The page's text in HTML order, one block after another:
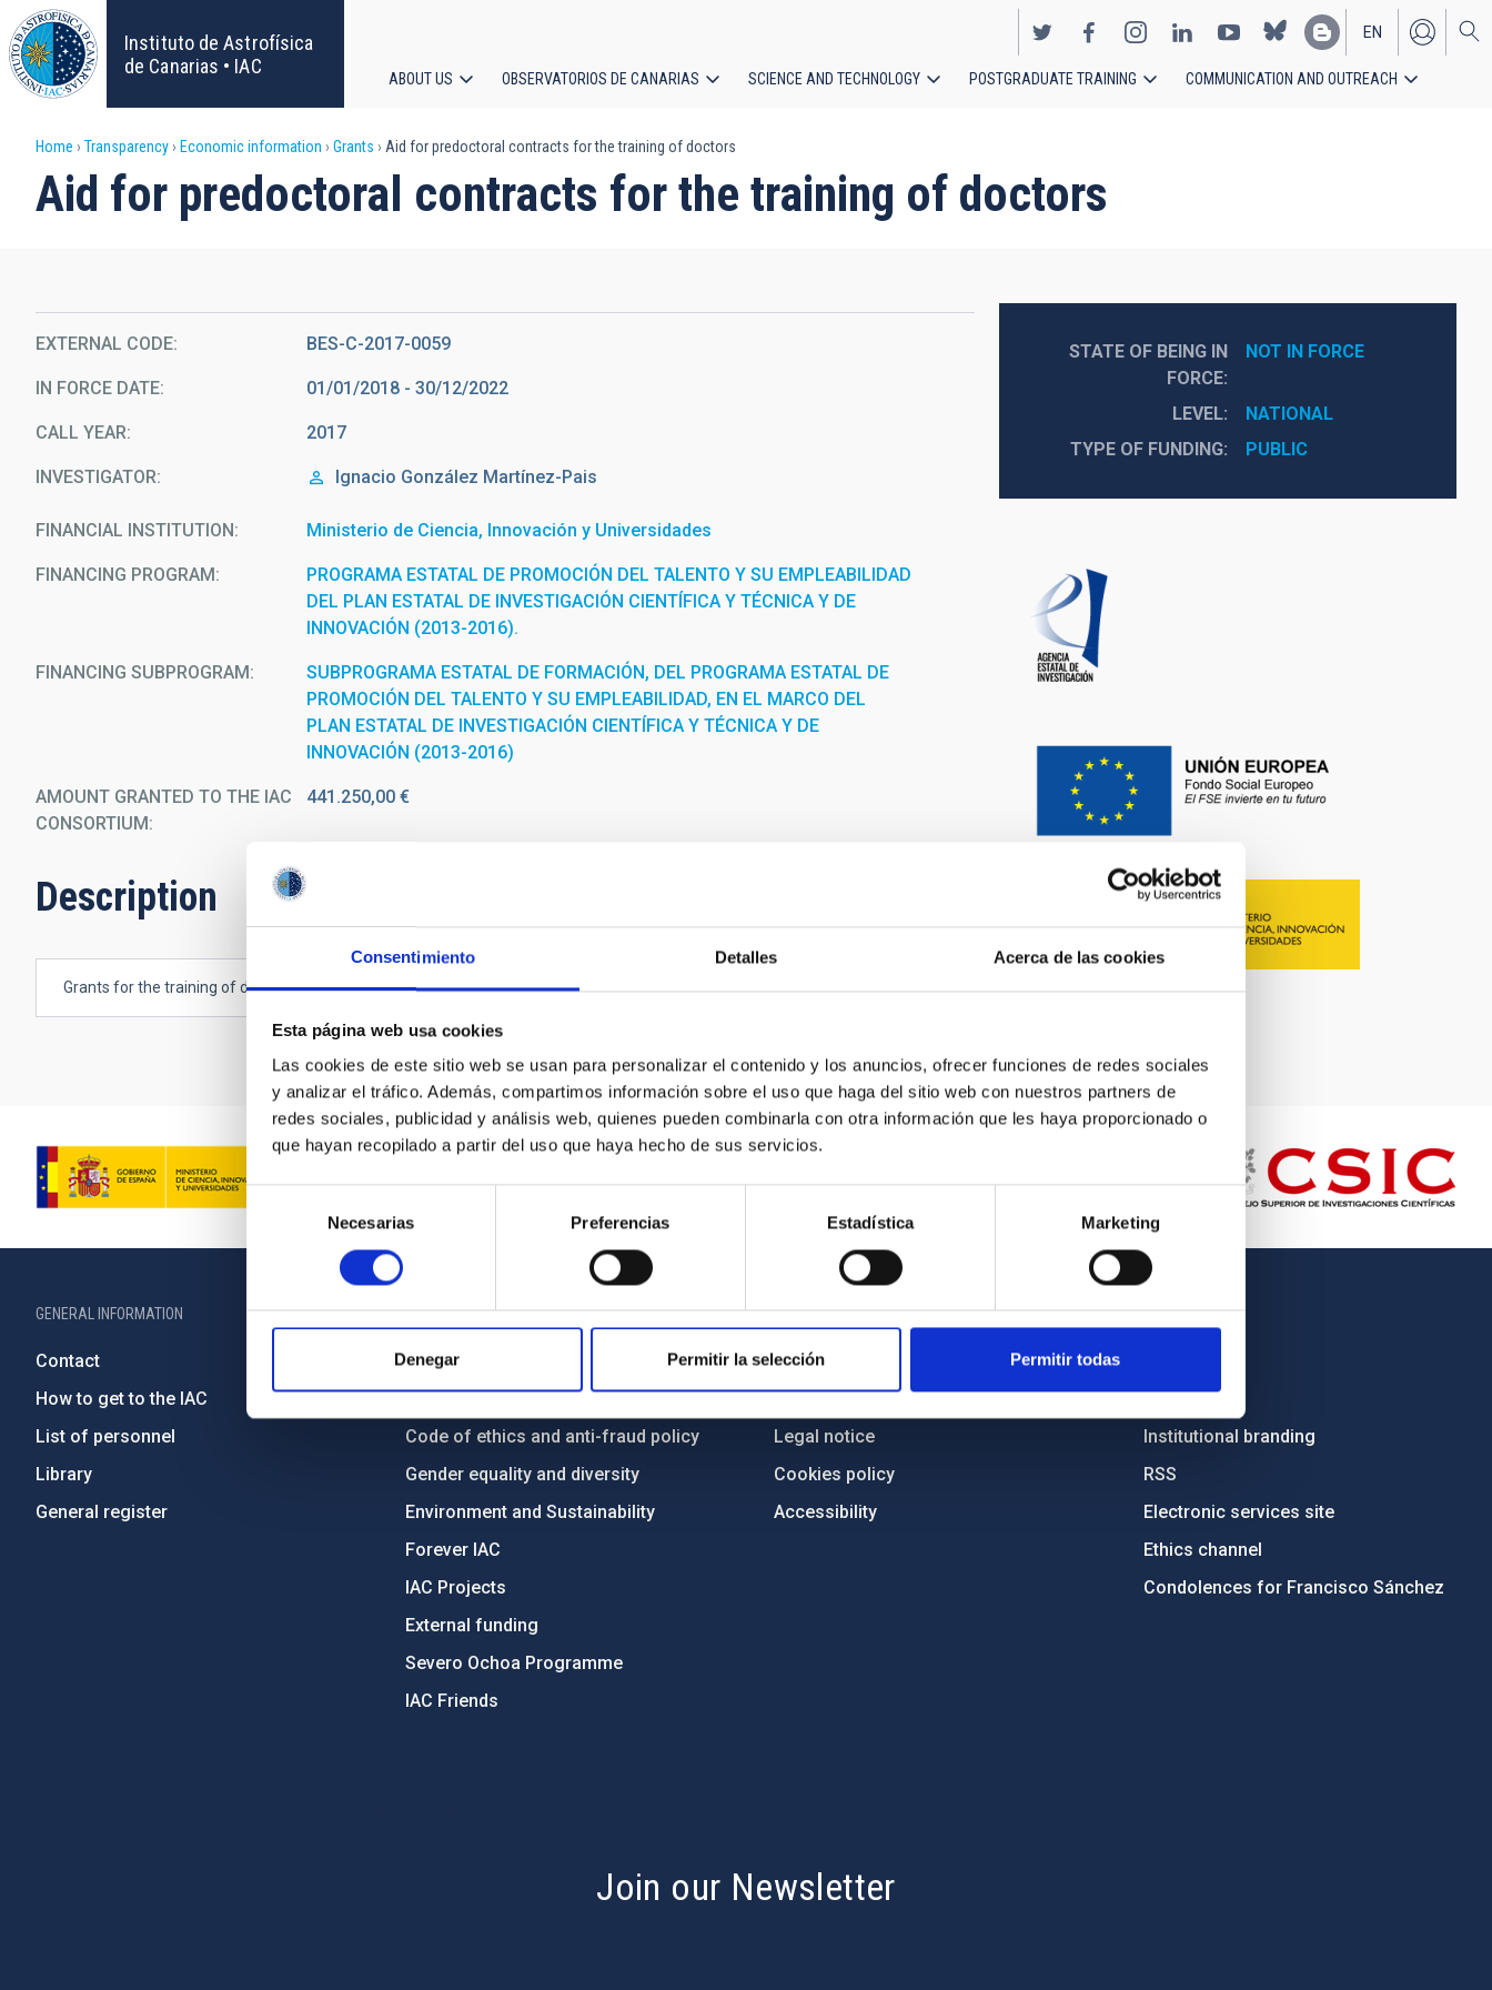
Consentimiento Detalles Acerca de las cookies
Esta página web usa cookies
Las cookies de este sitio web se usan para personalizar el contenido y los anuncios, ofrecer funciones de redes sociales
y analizar el tráfico. Además, compartimos información sobre el uso que haga del sitio web con nuestros partners de
redes sociales, publicidad y análisis web, quienes pueden combinarla con otra información que les haya proporcionado o
que hayan recopilado a partir del uso que haya hecho de sus servicios.
consentimiento
Necesarias Preferencias Estadística Marketing
Denegar Permitir la selección Permitir todas
Skip
to
main
content
Instituto de Astrofísica
de Canarias • IAC
EN
ES
navigation
ABOUT US OBSERVATORIOS DE CANARIAS SCIENCE AND TECHNOLOGY POSTGRADUATE TRAINING COMMUNICATION AND OUTREACH
Breadcrumb
Home Transparency Economic information Grants Aid for predoctoral contracts for the training of doctors
Aid for predoctoral contracts for the training of doctors
EXTERNAL CODE BES-C-2017-0059
IN FORCE DATE 01/01/2018 - 30/12/2022
CALL YEAR 2017
INVESTIGATOR Ignacio González Martínez-Pais
FINANCIAL INSTITUTION Ministerio de Ciencia, Innovación y Universidades
FINANCING PROGRAM
PROGRAMA ESTATAL DE PROMOCIÓN DEL TALENTO Y SU EMPLEABILIDAD
DEL PLAN ESTATAL DE INVESTIGACIÓN CIENTÍFICA Y TÉCNICA Y DE
INNOVACIÓN (2013-2016).
FINANCING SUBPROGRAM
SUBPROGRAMA ESTATAL DE FORMACIÓN, DEL PROGRAMA ESTATAL DE
PROMOCIÓN DEL TALENTO Y SU EMPLEABILIDAD, EN EL MARCO DEL
PLAN ESTATAL DE INVESTIGACIÓN CIENTÍFICA Y TÉCNICA Y DE
INNOVACIÓN (2013-2016)
AMOUNT GRANTED TO THE IAC
CONSORTIUM
441.250,00 €
Description
Grants for the training of doctors in Severo Ochoa Research Centers and Centers of Excellence
STATE OF BEING IN
FORCE
NOT IN FORCE
LEVEL
NATIONAL
TYPE OF FUNDING
PUBLIC
GENERAL INFORMATION
Contact
How to get to the IAC
List of personnel
Library
General register
ABOUT THE IAC
Legislation
Transparency
Code of ethics and anti-fraud policy
Gender equality and diversity
Environment and Sustainability
Forever IAC
IAC Projects
External funding
Severo Ochoa Programme
IAC Friends
IAC PORTAL
Sitemap
Privacy policy
Legal notice
Cookies policy
Accessibility
OTHER LINKS
Tenders
Institutional branding
RSS
Electronic services site
Ethics channel
Condolences for Francisco Sánchez
Join our Newsletter